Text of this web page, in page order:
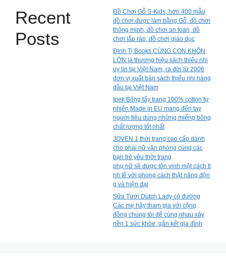
Recent
Posts
Đồ Chơi Gỗ S-Kids, hơn 400 mẫu
đồ chơi được làm bằng Gỗ, đồ chơi
thông minh, đồ chơi an toàn, đồ
chơi lắp ráp, đồ chơi giáo dục
Đinh Tị Books CÙNG CON KHÔN
LỚN là thương hiệu sách thiếu nhi
uy tín tại Việt Nam, ra đời từ 2006
đơn vị xuất bản sách thiếu nhi hàng
đầu tại Việt Nam
Ipek Bông tẩy trang 100% cotton tự
nhiên Made in EU mang đến tay
người tiêu dùng những miếng bông
chất lượng tốt nhất
JOVEN 1 thời trang cao cấp dành
cho phái nữ văn phòng cùng các
bạn trẻ yêu thời trang
phụ nữ sẽ được tôn vinh một cách ti
nh tế với phong cách thật năng độn
g và hiện đại
Sữa Tươi Dutch Lady có đường
Các mẹ hãy tham gia với cộng
đồng chúng tôi để cùng nhau xây
nền 1 sức khỏe, gắn kết gia đình